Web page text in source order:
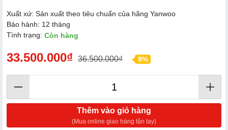
Xuất xứ: Sản xuất theo tiêu chuẩn của hãng Yanwoo
Bảo hành: 12 tháng
Tình trạng: Còn hàng
33.500.000₫ 36.500.000₫ 8%
Thêm vào giỏ hàng
(Mua online giao hàng tận tay)